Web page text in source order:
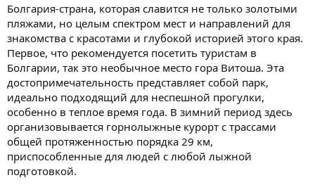
Болгария-страна, которая славится не только золотыми
пляжами, но целым спектром мест и направлений для
знакомства с красотами и глубокой историей этого края.
Первое, что рекомендуется посетить туристам в
Болгарии, так это необычное место гора Витоша. Эта
достопримечательность представляет собой парк,
идеально подходящий для неспешной прогулки,
особенно в теплое время года. В зимний период здесь
организовывается горнолыжные курорт с трассами
общей протяженностью порядка 29 км,
приспособленные для людей с любой лыжной
подготовкой.